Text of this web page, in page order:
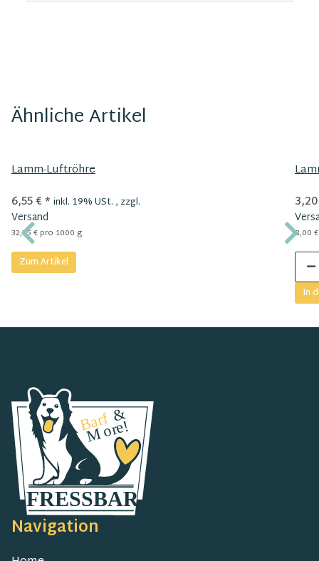
Ähnliche Artikel
Lamm-Luftröhre
6,55 €* inkl. 19% USt. , zzgl.
Versand
32,75 € pro 1000 g
Zum Artikel
8,00
In
Navigation